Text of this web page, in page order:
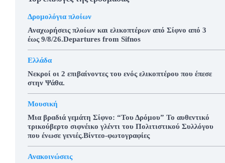
Δρομολόγια πλοίων
Αναχωρήσεις πλοίων και ελικοπτέρων από Σίφνο από 3
έως 9/8/26.Departures from Sifnos
Ελλάδα
Νεκροί οι 2 επιβαίνοντες του ενός ελικοπτέρου που έπεσε
στην Ψάθα.
Μουσική
Μια βραδιά γεμάτη Σίφνο: “Του Δρόμου” Το αυθεντικό
τρικούβερτο σιφνέικο γλέντι του Πολιτιστικού Συλλόγου
που ένωσε γενιές.Βίντεο-φωτογραφίες
Ανακοινώσεις